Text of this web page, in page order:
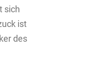
sich
ist
des